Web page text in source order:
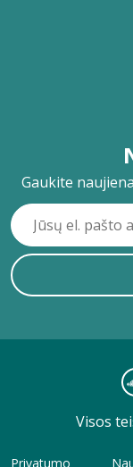
Gaukite
Visos
Privatumo